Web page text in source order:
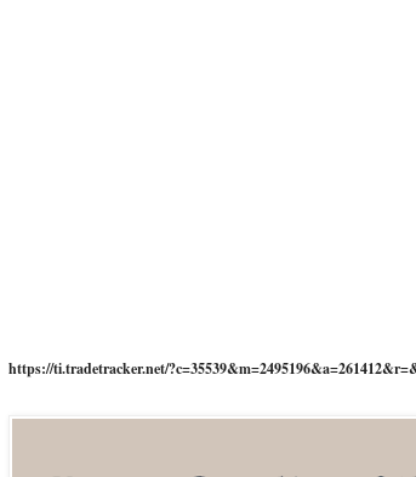
https://ti.tradetracker.net/